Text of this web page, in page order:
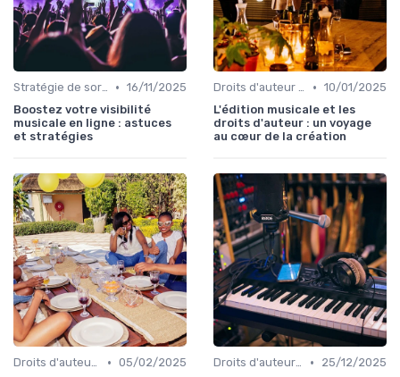
Stratégie de sortie et promotion • 16/11/2025
Boostez votre visibilité
musicale en ligne : astuces
et stratégies
Droits d'auteur et SACEM • 10/01/2025
L'édition musicale et les
droits d'auteur : un voyage
au cœur de la création
Droits d'auteur et SACEM • 05/02/2025
Droits d'auteur et SACEM •
25/12/2025